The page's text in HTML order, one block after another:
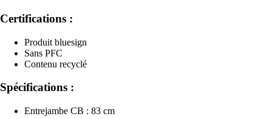
Certifications :
Produit bluesign
Sans PFC
Contenu recyclé
Spécifications :
Entrejambe CB : 83 cm